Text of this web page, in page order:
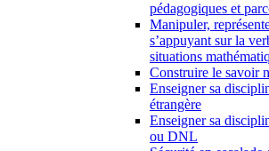
pédagogiques et
Manipuler,
s’appuyant sur la
situations
Construire le savoir
Enseigner sa
étrangère
Enseigner sa
ou DNL